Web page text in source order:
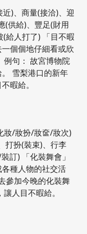
)、商量(接洽)、迎
(供給)、豐足(財用
(給人打了) 「目不暇
個個地仔細看或欣
例句： 故宮博物院
雪梨港口的新年
暇給。
妝/妝扮/妝奩/妝次)
打扮(裝束)、行李
訂) 「化裝舞會」
種人物的社交活
參加今晚的化裝舞
人目不暇給。